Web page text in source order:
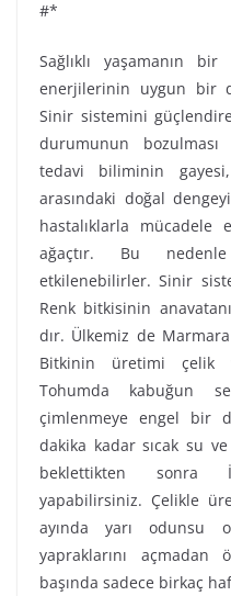
#*
Sağlıklı yaşamanın
enerjilerinin uygun bir
Sinir sistemini
durumunun
tedavi biliminin
arasındaki doğal
hastalıklarla mücadele
ağaçtır. Bu
etkilenebilirler. Sinir
Renk bitkisinin
dır. Ülkemiz de
Bitkinin üretimi çelik
Tohumda kabuğun
çimlenmeye engel bir
dakika kadar sıcak su
beklettikten sonra
yapabilirsiniz. Çelikle
ayında yarı odunsu
yapraklarını
başında sadece birkaç